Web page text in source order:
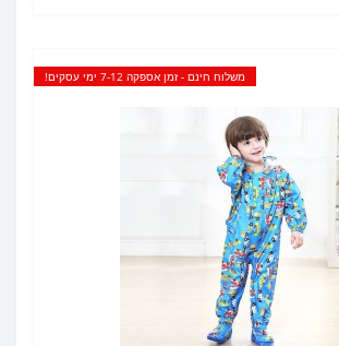
משלוח חינם - זמן אספקה 7-12 ימי עסקים!